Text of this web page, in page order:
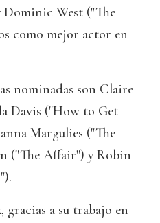
Dominic West ("The
como mejor actor en
nominadas son Claire
Davis ("How to Get
Margulies ("The
("The Affair") y Robin
a su trabajo en